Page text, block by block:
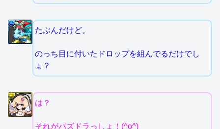
たぶんだけど。
のっち目に付いたドロップを組んでるだけでし
ょ？
は？
それがパズドラっしょ！(^o^)